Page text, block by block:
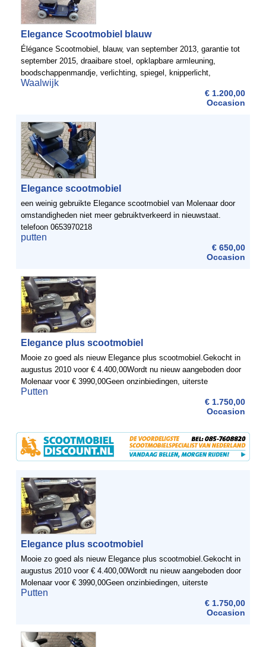
Elegance Scootmobiel blauw
Élégance Scootmobiel, blauw, van september 2013, garantie tot
september 2015, draaibare stoel, opklapbare armleuning,
boodschappenmandje, verlichting, spiegel, knipperlicht,
claxon.toebehoren: regencape, schootkleed en ...
Waalwijk
€ 1.200,00
Occasion
Elegance scootmobiel
een weinig gebruikte Elegance scootmobiel van Molenaar door
omstandigheden niet meer gebruiktverkeerd in nieuwstaat.
telefoon 0653970218
putten
€ 650,00
Occasion
Elegance plus scootmobiel
Mooie zo goed als nieuw Elegance plus scootmobiel.Gekocht in
augustus 2010 voor € 4.400,00Wordt nu nieuw aangeboden door
Molenaar voor € 3990,00Geen onzinbiedingen, uiterste
verkoopprijs € 1750,00
Putten
€ 1.750,00
Occasion
Elegance plus scootmobiel
Mooie zo goed als nieuw Elegance plus scootmobiel.Gekocht in
augustus 2010 voor € 4.400,00Wordt nu nieuw aangeboden door
Molenaar voor € 3990,00Geen onzinbiedingen, uiterste
verkoopprijs € 1750,00
Putten
€ 1.750,00
Occasion